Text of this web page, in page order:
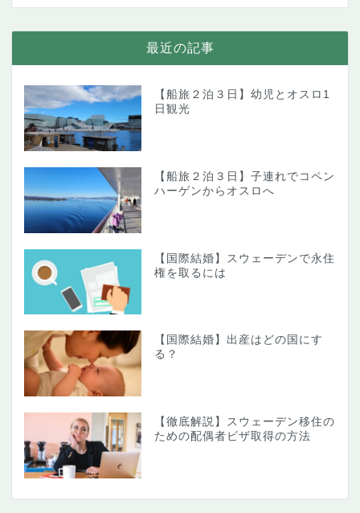
最近の記事
【船旅２泊３日】幼児とオスロ1
日観光
【船旅２泊３日】子連れでコペン
ハーゲンからオスロへ
【国際結婚】スウェーデンで永住
権を取るには
【国際結婚】出産はどの国にす
る？
【徹底解説】スウェーデン移住の
ための配偶者ビザ取得の方法